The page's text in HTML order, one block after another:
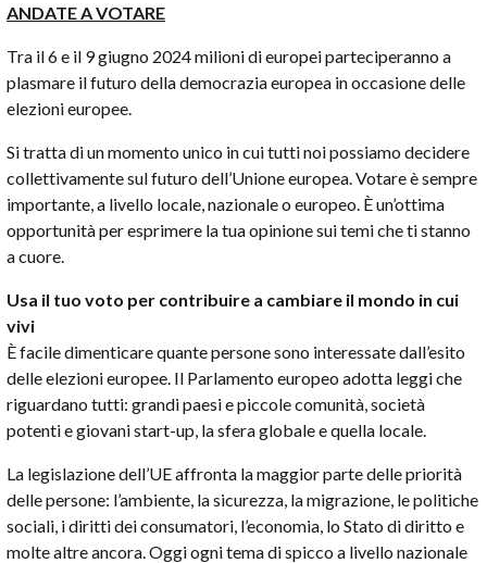
ANDATE A VOTARE
Tra il 6 e il 9 giugno 2024 milioni di europei parteciperanno a
plasmare il futuro della democrazia europea in occasione delle
elezioni europee.
Si tratta di un momento unico in cui tutti noi possiamo decidere
collettivamente sul futuro dell’Unione europea. Votare è sempre
importante, a livello locale, nazionale o europeo. È un’ottima
opportunità per esprimere la tua opinione sui temi che ti stanno
a cuore.
Usa il tuo voto per contribuire a cambiare il mondo in cui
vivi
È facile dimenticare quante persone sono interessate dall’esito
delle elezioni europee. Il Parlamento europeo adotta leggi che
riguardano tutti: grandi paesi e piccole comunità, società
potenti e giovani start-up, la sfera globale e quella locale.
La legislazione dell’UE affronta la maggior parte delle priorità
delle persone: l’ambiente, la sicurezza, la migrazione, le politiche
sociali, i diritti dei consumatori, l’economia, lo Stato di diritto e
molte altre ancora. Oggi ogni tema di spicco a livello nazionale